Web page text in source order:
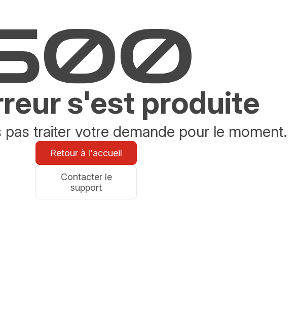
s'est produite
traiter votre demande pour le moment.
Retour à l'accueil
Contacter le
support